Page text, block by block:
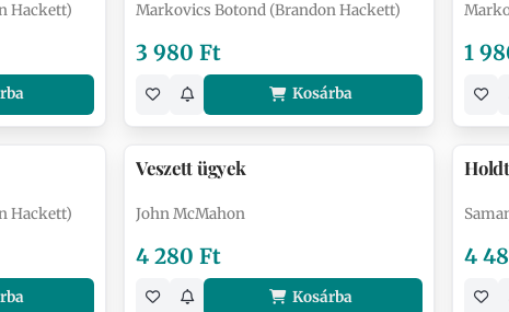
Hackett) Markovics Botond (Brandon Hackett)
3 980 Ft
Kosárba
1
Hackett)
Veszett ügyek
John McMahon
4 280 Ft
Kosárba
4